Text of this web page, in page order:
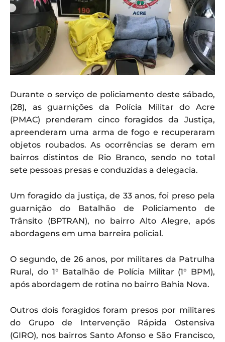
Durante o serviço de policiamento deste sábado,
(28), as guarnições da Polícia Militar do Acre
(PMAC) prenderam cinco foragidos da Justiça,
apreenderam uma arma de fogo e recuperaram
objetos roubados. As ocorrências se deram em
bairros distintos de Rio Branco, sendo no total
sete pessoas presas e conduzidas a delegacia.
Um foragido da justiça, de 33 anos, foi preso pela
guarnição do Batalhão de Policiamento de
Trânsito (BPTRAN), no bairro Alto Alegre, após
abordagens em uma barreira policial.
O segundo, de 26 anos, por militares da Patrulha
Rural, do 1° Batalhão de Polícia Militar (1° BPM),
após abordagem de rotina no bairro Bahia Nova.
Outros dois foragidos foram presos por militares
do Grupo de Intervenção Rápida Ostensiva
(GIRO), nos bairros Santo Afonso e São Francisco,